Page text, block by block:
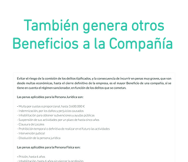
También genera otros
Beneficios a la Compañía